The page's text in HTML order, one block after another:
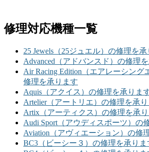
修理対応機種一覧
25 Jewels（25ジュエル）の修理を
Advanced（アドバンスド）の修理
Air Racing Edition（エアレーシング
修理を承ります
Aquis（アクイス）の修理を承りま
Artelier（アートリエ）の修理を承
Artix（アーティクス）の修理を承
Audi Sport（アウディスポーツ）の
Aviation（アヴィエーション）の修
BC3（ビーシー３）の修理を承りま